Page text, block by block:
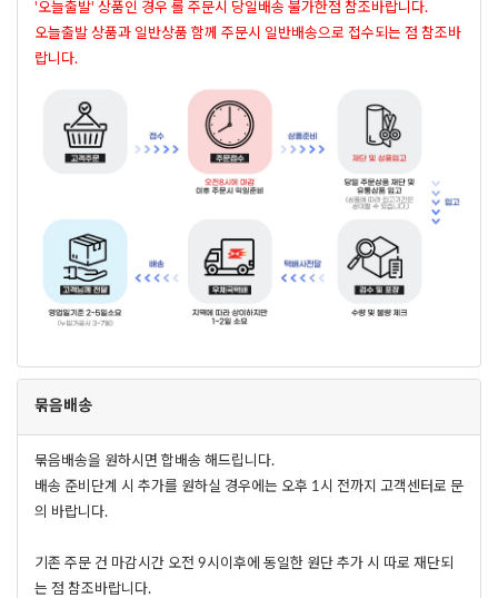
'오늘출발' 상품인 경우 롤 주문시 당일배송 불가한점 참조바랍니다.
오늘출발 상품과 일반상품 함께 주문시 일반배송으로 접수되는 점 참조바
랍니다.
묶음배송
묶음배송을 원하시면 합배송 해드립니다.
배송 준비단계 시 추가를 원하실 경우에는 오후 1시 전까지 고객센터로 문
의 바랍니다.
기존 주문 건 마감시간 오전 9시이후에 동일한 원단 추가 시 따로 재단되
는 점 참조바랍니다.